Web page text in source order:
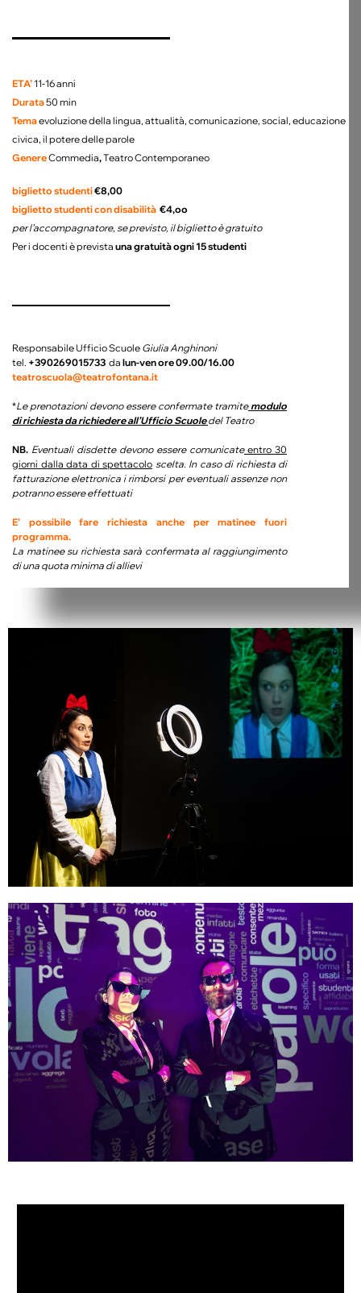
ETA’ 11-16 anni
Durata50 min
Temaevoluzione della lingua, attualità, comunicazione, social, educazione
civica, il potere delle parole
GenereCommedia,Teatro Contemporaneo
biglietto studenti€8,00
biglietto studenti con disabilità €4,oo
per l’accompagnatore, se previsto, il biglietto è gratuito
Per i docenti è prevista una gratuità ogni 15 studenti
Responsabile Ufficio Scuole Giulia Anghinoni
tel. +390269015733 da lun-ven ore 09.00/16.00
teatroscuola@teatrofontana.it
*Le prenotazioni devono essere confermate tramitemodulo
di richiesta da richiedere all’Ufficio Scuoledel Teatro
NB. Eventuali disdette devono essere comunicateentro 30
giorni dalla data di spettacolo scelta. In caso di richiesta di
fatturazione elettronica i rimborsi per eventuali assenze non
potranno essere effettuati
E’ possibile fare richiesta anche per matinee fuori
programma.
La matinee su richiesta sarà confermata al raggiungimento
di una quota minima di allievi